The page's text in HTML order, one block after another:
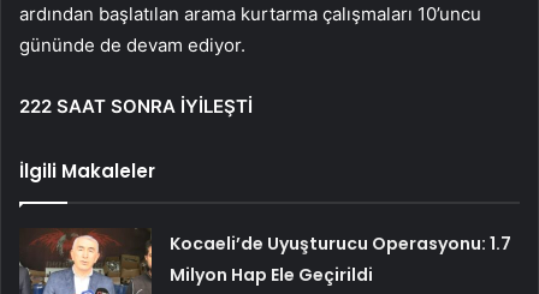
ardından başlatılan arama kurtarma çalışmaları 10’uncu
gününde de devam ediyor.
222 SAAT SONRA İYİLEŞTİ
İlgili Makaleler
Kocaeli’de Uyuşturucu Operasyonu: 1.7
Milyon Hap Ele Geçirildi